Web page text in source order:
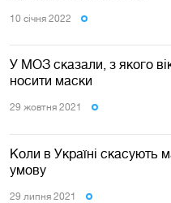
10 сiчня 2022
У МОЗ сказали, з якого
носити маски
29 жовтня 2021
Коли в Україні
умову
29 липня 2021